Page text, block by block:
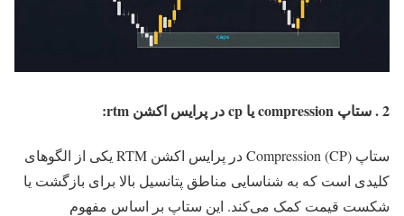
2 . ستاپ compression یا cp در پرایس اکشن rtm:
ستاپ Compression (CP) در پرایس اکشن RTM یکی از الگوهای
کلیدی است که به شناسایی مناطق پتانسیل بالا برای بازگشت یا
شکست قیمت کمک می‌کند. این ستاپ بر اساس مفهوم